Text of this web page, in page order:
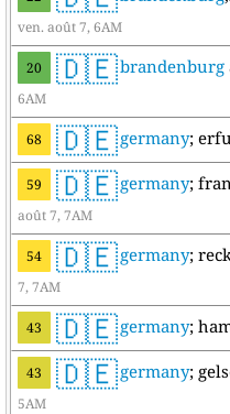
ven. août 7, 6AM
20 🇩🇪brandenburg
6AM
68 🇩🇪germany;
59 🇩🇪germany;
août 7, 7AM
54 🇩🇪germany;
7, 7AM
43 🇩🇪germany;
43 🇩🇪germany;
5AM